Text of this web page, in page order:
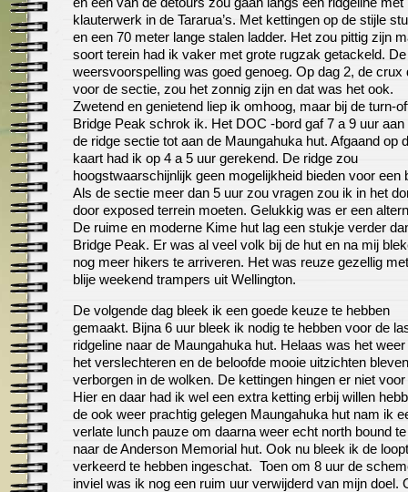
en een van de detours zou gaan langs een ridgeline met
klauterwerk in de Tararua’s. Met kettingen op de stijle
en een 70 meter lange stalen ladder. Het zou pittig zijn
soort terein had ik vaker met grote rugzak getackeld. De
weersvoorspelling was goed genoeg. Op dag 2, de crux
voor de sectie, zou het zonnig zijn en dat was het ook.
Zwetend en genietend liep ik omhoog, maar bij de turn-
Bridge Peak schrok ik. Het DOC -bord gaf 7 a 9 uur aan
de ridge sectie tot aan de Maungahuka hut. Afgaand op
kaart had ik op 4 a 5 uur gerekend. De ridge zou
hoogstwaarschijnlijk geen mogelijkheid bieden voor een
Als de sectie meer dan 5 uur zou vragen zou ik in het
door exposed terrein moeten. Gelukkig was er een
De ruime en moderne Kime hut lag een stukje verder
Bridge Peak. Er was al veel volk bij de hut en na mij
nog meer hikers te arriveren. Het was reuze gezellig
blije weekend trampers uit Wellington.
De volgende dag bleek ik een goede keuze te hebben
gemaakt. Bijna 6 uur bleek ik nodig te hebben voor de
ridgeline naar de Maungahuka hut. Helaas was het weer
het verslechteren en de beloofde mooie uitzichten bleven
verborgen in de wolken. De kettingen hingen er niet
Hier en daar had ik wel een extra ketting erbij willen
de ook weer prachtig gelegen Maungahuka hut nam ik
verlate lunch pauze om daarna weer echt north bound
naar de Anderson Memorial hut. Ook nu bleek ik de
verkeerd te hebben ingeschat. Toen om 8 uur de
inviel was ik nog een ruim uur verwijderd van mijn doel.